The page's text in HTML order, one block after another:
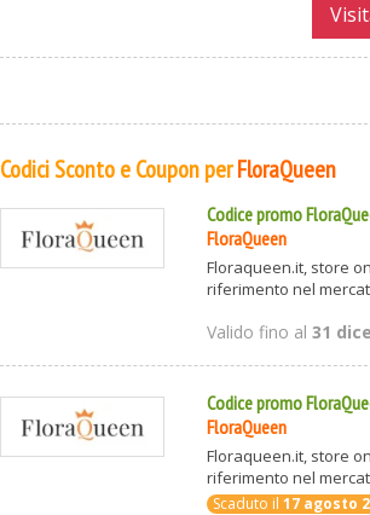
Codici Sconto e Coupon perFloraQueen
Codice promo
FloraQueen
Floraqueen.it, store
riferimento nel
Valido fino al31
Codice promo
FloraQueen
Floraqueen.it, store
riferimento nel
Scaduto il17 agosto